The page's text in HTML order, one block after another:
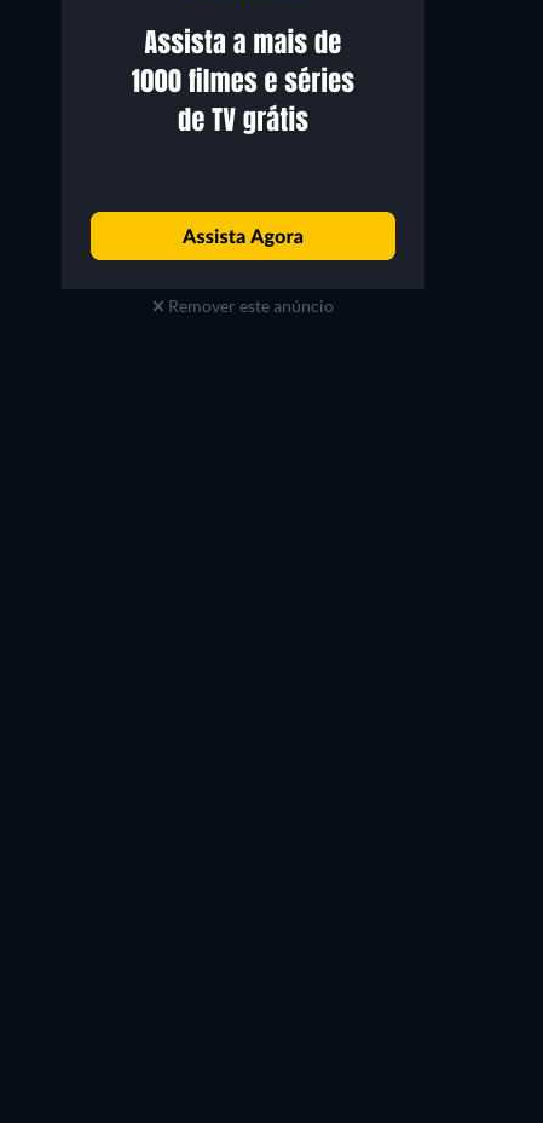
Remover este anúncio